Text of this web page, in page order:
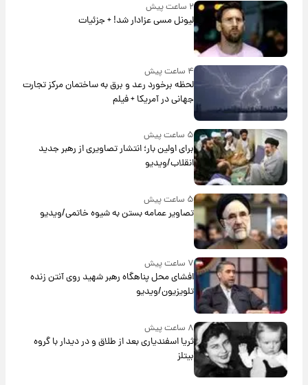
۲ ساعت پیش
لیونل مسی عزادار شد! + جزئیات
۴ ساعت پیش
لحظه برخورد رعد و برق به ساختمان مرکز تجارت
جهانی در آمریکا + فیلم
۵ ساعت پیش
برای اولین بار؛ انتشار تصاویری از رهبر جدید
انقلاب/ویدیو
۵ ساعت پیش
تصاویر عمامه بستن به شیوه خاتمی/ویدیو
۷ ساعت پیش
افشای محل پناهگاه‌ رهبر شهید روی آنتن زنده
تلویزیون/ویدیو
۸ ساعت پیش
ثریا اسفندیاری بعد از طلاق و در دیدار با گروه
بیتلز